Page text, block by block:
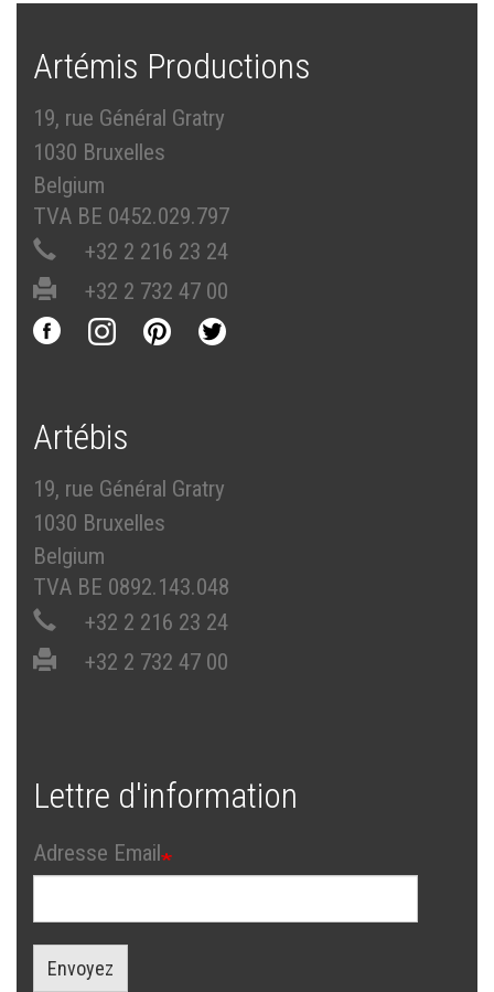
Artémis Productions
19, rue Général Gratry
1030 Bruxelles
Belgium
TVA BE 0452.029.797
+32 2 216 23 24
+32 2 732 47 00
Artébis
19, rue Général Gratry
1030 Bruxelles
Belgium
TVA BE 0892.143.048
+32 2 216 23 24
+32 2 732 47 00
Lettre d'information
Adresse Email
Envoyez